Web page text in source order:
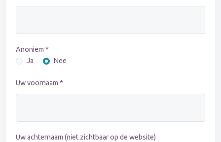
Anoniem *
Ja
Nee
Uw voornaam *
Uw achternaam (niet zichtbaar op de website)